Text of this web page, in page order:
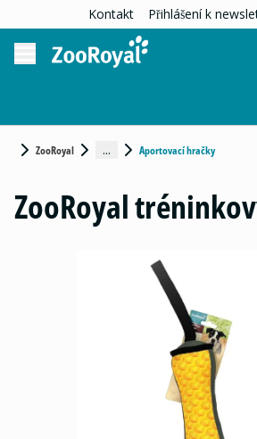
Kontakt Přihlášení k
ZooRoyal ... Aportovací hračky
ZooRoyal